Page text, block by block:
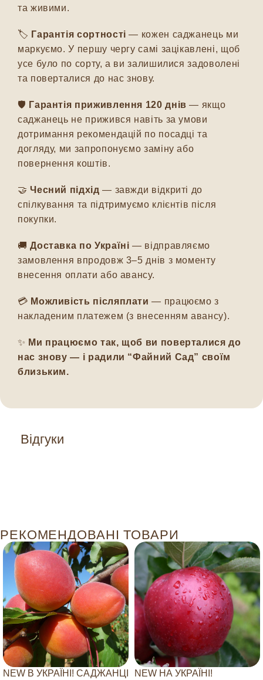
Відгуки
та живими.
🏷️ Гарантія сортності — кожен саджанець ми
маркуємо. У першу чергу самі зацікавлені, щоб
усе було по сорту, а ви залишилися задоволені
та поверталися до нас знову.
🛡️ Гарантія приживлення 120 днів — якщо
саджанець не прижився навіть за умови
дотримання рекомендацій по посадці та
догляду, ми запропонуємо заміну або
повернення коштів.
🤝Чесний підхід — завжди відкриті до
спілкування та підтримуємо клієнтів після
покупки.
🚚Доставка по Україні — відправляємо
замовлення впродовж 3–5 днів з моменту
внесення оплати або авансу.
💳 Можливість післяплати — працюємо з
накладеним платежем (з внесенням авансу).
✨ Ми працюємо так, щоб ви поверталися до
нас знову — і радили “Файний Сад” своїм
близьким.
РЕКОМЕНДОВАНІ ТОВАРИ
NEW В УКРАЇНІ! САДЖАНЦІ
NEW НА УКРАЇНІ!